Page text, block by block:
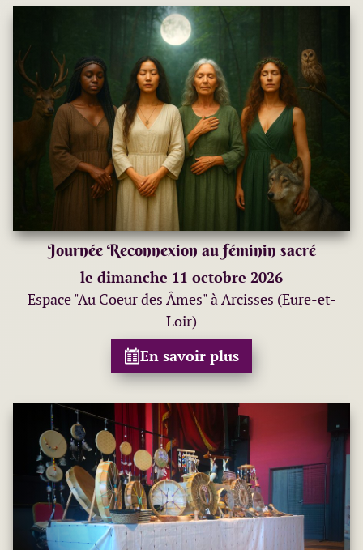
Journée Reconnexion au féminin sacré
le dimanche 11 octobre 2026
Espace "Au Coeur des Âmes" à Arcisses (Eure-et-
Loir)
En savoir plus